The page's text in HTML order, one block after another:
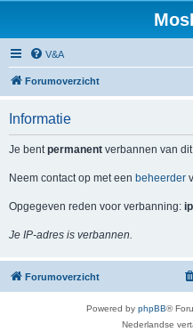
V&A
Forumoverzicht
Informatie
Je bentpermanent verbannen van
Neem contact op met een beheerder
Opgegeven reden voor verbanning:
Je IP-adres is verbannen.
Forumoverzicht
Powered by phpBB®
Nederlandse